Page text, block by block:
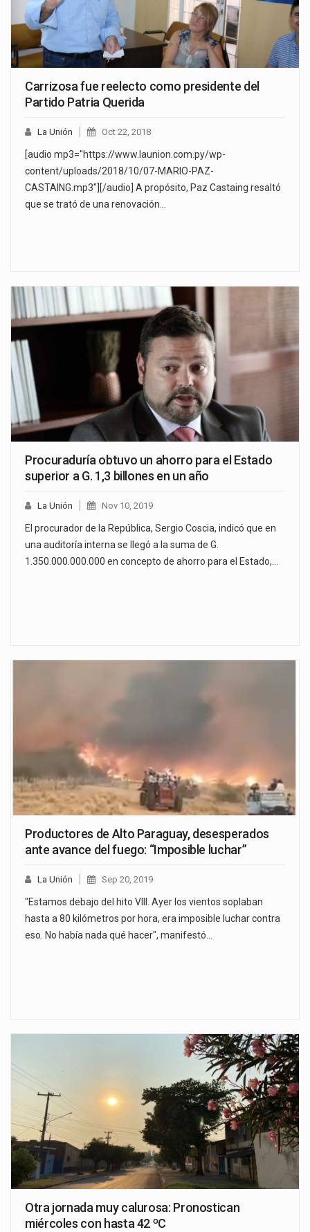
Carrizosa fue reelecto como presidente del
Partido Patria Querida
La Unión Oct 22, 2018
[audio mp3="https://www.launion.com.py/wp-
content/uploads/2018/10/07-MARIO-PAZ-
CASTAING.mp3"][/audio] A propósito, Paz Castaing resaltó
que se trató de una renovación…
Procuraduría obtuvo un ahorro para el Estado
superior a G. 1,3 billones en un año
La Unión Nov 10, 2019
El procurador de la República, Sergio Coscia, indicó que en
una auditoría interna se llegó a la suma de G.
1.350.000.000.000 en concepto de ahorro para el Estado,…
Productores de Alto Paraguay, desesperados
ante avance del fuego: “Imposible luchar”
La Unión Sep 20, 2019
"Estamos debajo del hito VIII. Ayer los vientos soplaban
hasta a 80 kilómetros por hora, era imposible luchar contra
eso. No había nada qué hacer", manifestó…
Otra jornada muy calurosa: Pronostican
miércoles con hasta 42 ºC